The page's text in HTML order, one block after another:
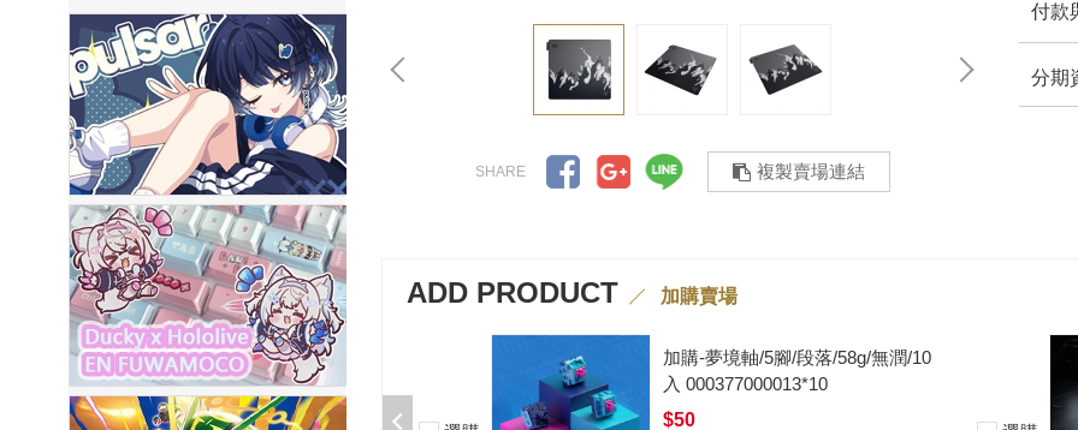
複製賣場連結
付款
分期
ADD PRODUCT 加購賣場
加購-剪刀石頭布猜拳鍵帽一盒四
入000385000289
$199
加購-夢境軸/5腳/段落/58g/無潤/10
入 000377000013*10
$50